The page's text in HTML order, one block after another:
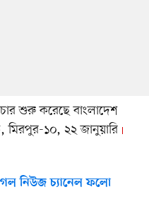
শুরু করেছে বাংলাদেশ
মিরপুর-১০, ২২ জানুয়ারি
নিউজ চ্যানেল ফলো